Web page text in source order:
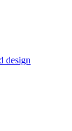
design